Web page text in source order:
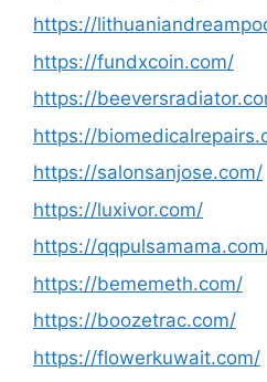
https://
https://fundxcoin.com/
https://
https://
https://salonsanjose.com/
https://luxivor.com/
https://
https://bememeth.com/
https://boozetrac.com/
https://flowerkuwait.com/